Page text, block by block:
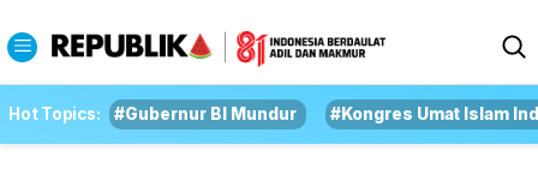
Hot Topics: #Gubernur BI Mundur #Kongres Umat Islam